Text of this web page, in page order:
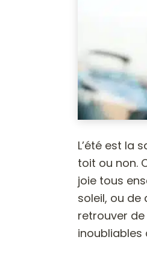
L’été est la
toit ou non.
joie tous
soleil, ou de
retrouver
inoubliables